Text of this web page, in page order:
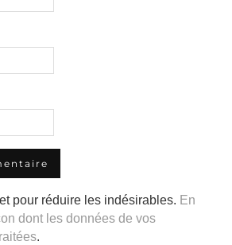
pour réduire les indésirables. En
dont les données de vos
.